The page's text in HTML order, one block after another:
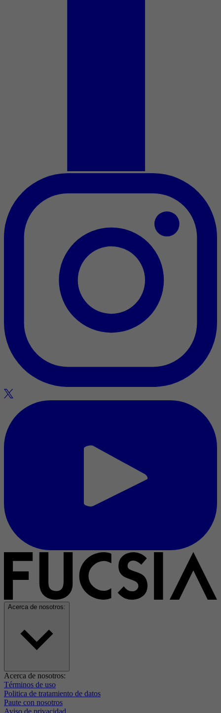
Acerca de nosotros:
Acerca de nosotros:
Términos de uso
Politica de tratamiento de datos
Paute con nosotros